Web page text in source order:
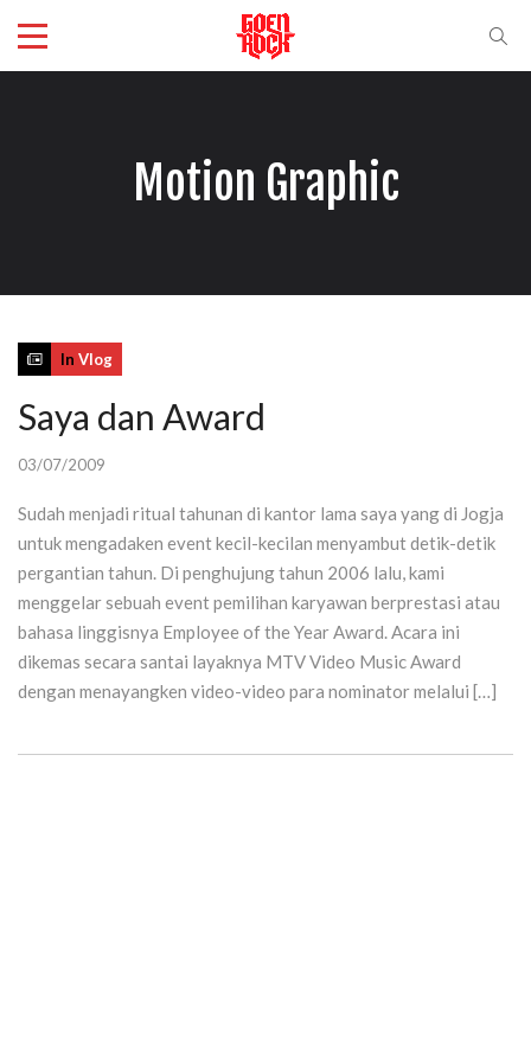
Motion Graphic
In Vlog
Saya dan Award
03/07/2009
Sudah menjadi ritual tahunan di kantor lama saya yang di Jogja
untuk mengadaken event kecil-kecilan menyambut detik-detik
pergantian tahun. Di penghujung tahun 2006 lalu, kami
menggelar sebuah event pemilihan karyawan berprestasi atau
bahasa linggisnya Employee of the Year Award. Acara ini
dikemas secara santai layaknya MTV Video Music Award
dengan menayangken video-video para nominator melalui […]